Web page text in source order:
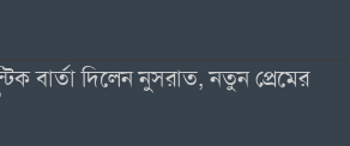
বার্তা দিলেন নুসরাত, নতুন প্রেমের